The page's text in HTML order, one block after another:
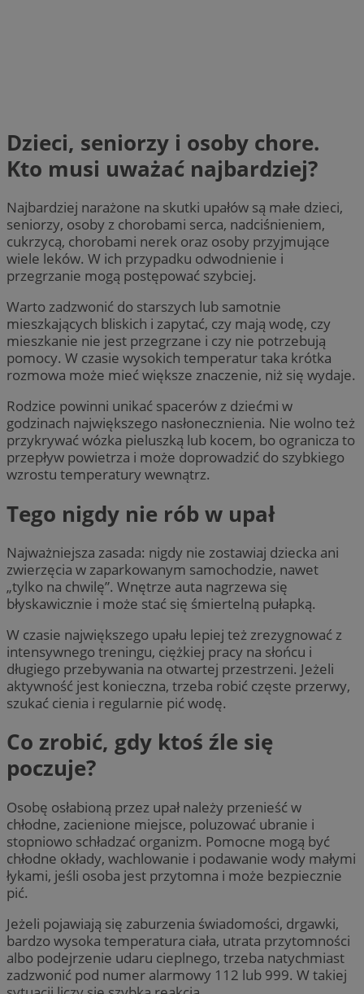
Dzieci, seniorzy i osoby chore.
Kto musi uważać najbardziej?
Najbardziej narażone na skutki upałów są małe dzieci,
seniorzy, osoby z chorobami serca, nadciśnieniem,
cukrzycą, chorobami nerek oraz osoby przyjmujące
wiele leków. W ich przypadku odwodnienie i
przegrzanie mogą postępować szybciej.
Warto zadzwonić do starszych lub samotnie
mieszkających bliskich i zapytać, czy mają wodę, czy
mieszkanie nie jest przegrzane i czy nie potrzebują
pomocy. W czasie wysokich temperatur taka krótka
rozmowa może mieć większe znaczenie, niż się wydaje.
Rodzice powinni unikać spacerów z dziećmi w
godzinach największego nasłonecznienia. Nie wolno też
przykrywać wózka pieluszką lub kocem, bo ogranicza to
przepływ powietrza i może doprowadzić do szybkiego
wzrostu temperatury wewnątrz.
Tego nigdy nie rób w upał
Najważniejsza zasada: nigdy nie zostawiaj dziecka ani
zwierzęcia w zaparkowanym samochodzie, nawet
„tylko na chwilę”. Wnętrze auta nagrzewa się
błyskawicznie i może stać się śmiertelną pułapką.
W czasie największego upału lepiej też zrezygnować z
intensywnego treningu, ciężkiej pracy na słońcu i
długiego przebywania na otwartej przestrzeni. Jeżeli
aktywność jest konieczna, trzeba robić częste przerwy,
szukać cienia i regularnie pić wodę.
Co zrobić, gdy ktoś źle się
poczuje?
Osobę osłabioną przez upał należy przenieść w
chłodne, zacienione miejsce, poluzować ubranie i
stopniowo schładzać organizm. Pomocne mogą być
chłodne okłady, wachlowanie i podawanie wody małymi
łykami, jeśli osoba jest przytomna i może bezpiecznie
pić.
Jeżeli pojawiają się zaburzenia świadomości, drgawki,
bardzo wysoka temperatura ciała, utrata przytomności
albo podejrzenie udaru cieplnego, trzeba natychmiast
zadzwonić pod numer alarmowy 112 lub 999. W takiej